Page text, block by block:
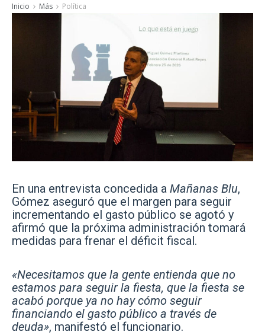
Inicio Más Política
En una entrevista concedida a Mañanas Blu,
Gómez aseguró que el margen para seguir
incrementando el gasto público se agotó y
afirmó que la próxima administración tomará
medidas para frenar el déficit fiscal.
«Necesitamos que la gente entienda que no
estamos para seguir la fiesta, que la fiesta se
acabó porque ya no hay cómo seguir
financiando el gasto público a través de
deuda», manifestó el funcionario.